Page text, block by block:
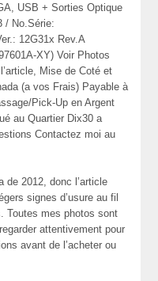
USB + Sorties Optique
/ No.Série:
12G31x Rev.A
XY) Voir Photos
Mise de Coté et
(a vos Frais) Payable à
Pick-Up en Argent
au Quartier Dix30 a
Contactez moi au
de 2012, donc l’article
signes d’usure au fil
Toutes mes photos sont
attentivement pour
avant de l’acheter ou